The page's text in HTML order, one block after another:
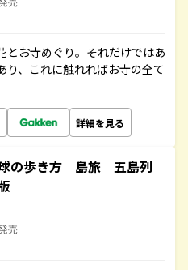
売
とお寺めぐり。それだけではあ
り、これに触れればお寺の全て
詳細を見る
の歩き方 島旅 五島列
売